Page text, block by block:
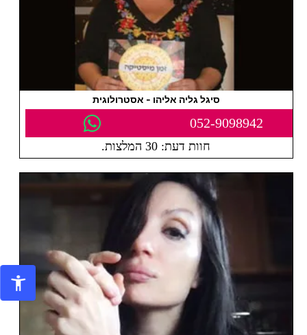
סיגל גליה אליהו - אסטרולוגית
052-9098942
חוות דעת: 30 המלצות.